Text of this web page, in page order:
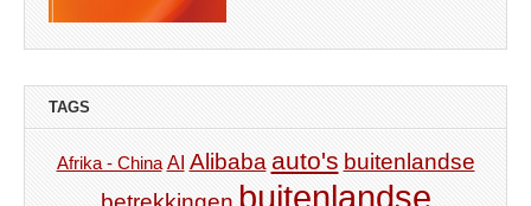
TAGS
Afrika - China AI Alibaba auto's buitenlandse
buitenlandse